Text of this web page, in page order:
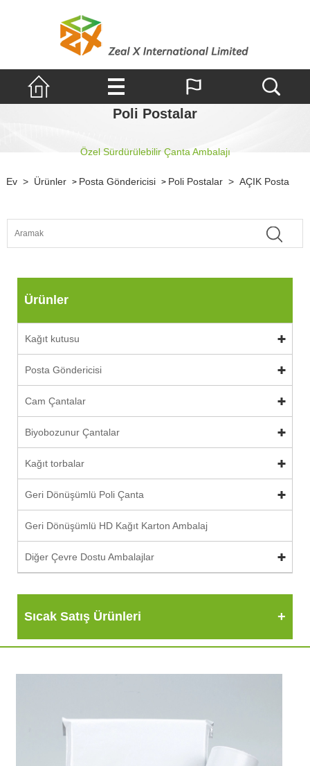
Poli Postalar
Özel Sürdürülebilir Çanta Ambalajı
Ev > Ürünler > Posta Göndericisi > Poli Postalar > AÇIK Posta
Ürünler
Kağıt kutusu
Posta Göndericisi
Cam Çantalar
Biyobozunur Çantalar
Kağıt torbalar
Geri Dönüşümlü Poli Çanta
Geri Dönüşümlü HD Kağıt Karton Ambalaj
Diğer Çevre Dostu Ambalajlar
Sıcak Satış Ürünleri